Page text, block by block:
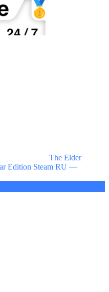
The Elder
Edition Steam RU —